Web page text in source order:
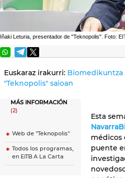
Iñaki Leturia, presentador de "Teknopolis". Foto:
Euskaraz irakurri: Biomedikuntza
"Teknopolis" saioan
MÁS INFORMACIÓN
(2)
Web de ''Teknopolis''
Todos los programas,
en EiTB A La Carta
Esta
médicos
puente